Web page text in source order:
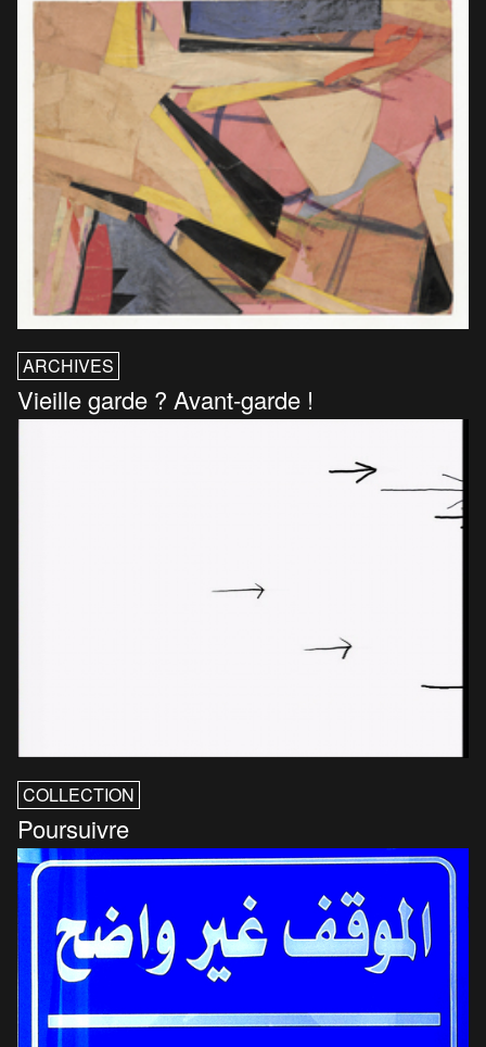
ARCHIVES
Vieille garde ? Avant-garde !
COLLECTION
Poursuivre